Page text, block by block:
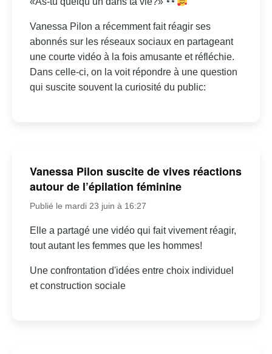
Vanessa Pilon a récemment fait réagir ses
abonnés sur les réseaux sociaux en partageant
une courte vidéo à la fois amusante et réfléchie.
Dans celle-ci, on la voit répondre à une question
qui suscite souvent la curiosité du public:
Vanessa Pilon suscite de vives réactions
autour de l’épilation féminine
Publié le mardi 23 juin à 16:27
Elle a partagé une vidéo qui fait vivement réagir,
tout autant les femmes que les hommes!
Une confrontation d'idées entre choix individuel
et construction sociale